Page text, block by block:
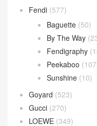
Dior Book Tote
Dior Caro (15)
Dior Groove
(1)
Dior Saddle
(1)
DIOR
Lady D-Joy(26)
Fendi (577)
Baguette